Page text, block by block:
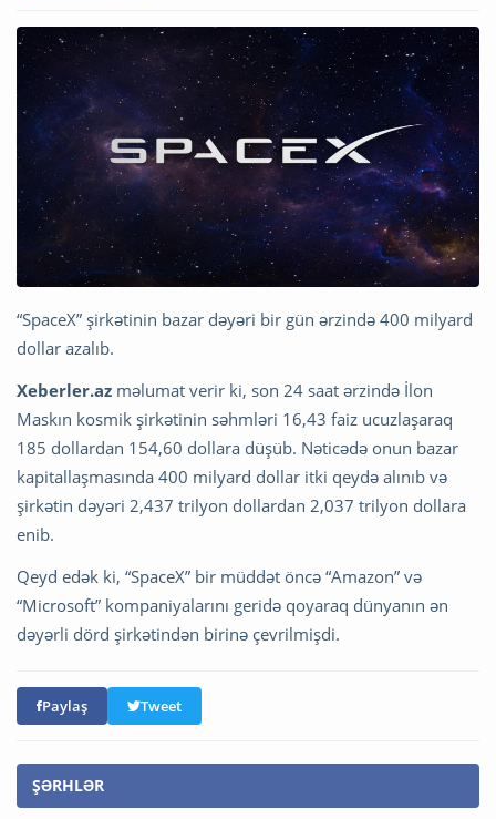
“SpaceX” şirkətinin bazar dəyəri bir gün ərzində 400 milyard
dollar azalıb.
Xeberler.az məlumat verir ki, son 24 saat ərzində İlon
Maskın kosmik şirkətinin səhmləri 16,43 faiz ucuzlaşaraq
185 dollardan 154,60 dollara düşüb. Nəticədə onun bazar
kapitallaşmasında 400 milyard dollar itki qeydə alınıb və
şirkətin dəyəri 2,437 trilyon dollardan 2,037 trilyon dollara
enib.
Qeyd edək ki, “SpaceX” bir müddət öncə “Amazon” və
“Microsoft” kompaniyalarını geridə qoyaraq dünyanın ən
dəyərli dörd şirkətindən birinə çevrilmişdi.
Paylaş Tweet
ŞƏRHLƏR